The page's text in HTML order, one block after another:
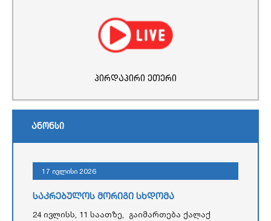
პირდაპირი ეთერი
ანონსი
17 ივლისი 2026
საკრებულოს მორიგი სხდომა
24 ივლისს, 11 საათზე, გაიმართება ქალაქ